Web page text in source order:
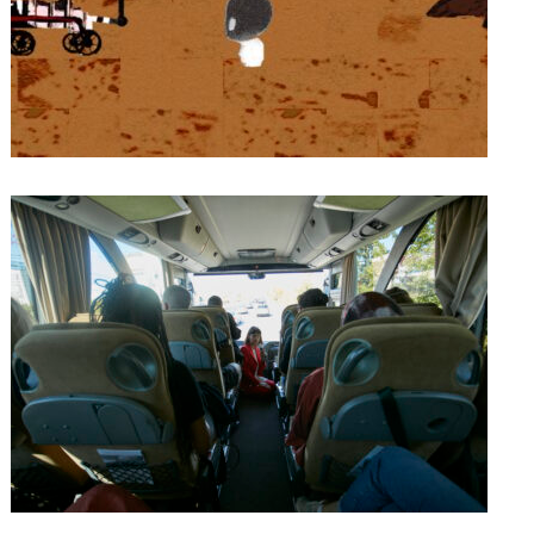
Arta și muzeul ca instrumente
pedagogice
16/11/2023